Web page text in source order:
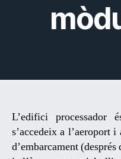
L’edifici processador
s’accedeix a l’aeroport
d’embarcament